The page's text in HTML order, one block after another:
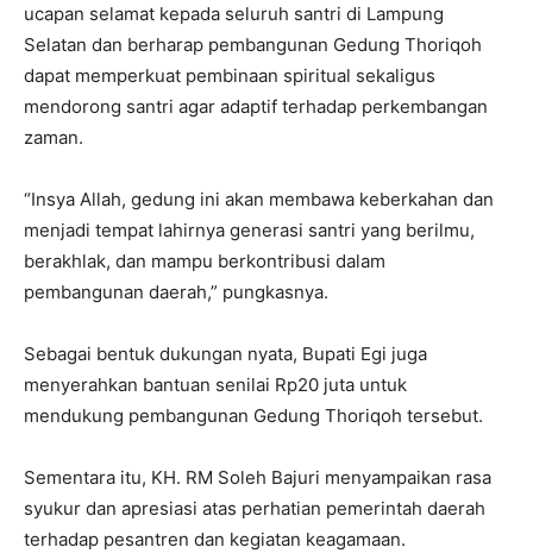
ucapan selamat kepada seluruh santri di Lampung
Selatan dan berharap pembangunan Gedung Thoriqoh
dapat memperkuat pembinaan spiritual sekaligus
mendorong santri agar adaptif terhadap perkembangan
zaman.
“Insya Allah, gedung ini akan membawa keberkahan dan
menjadi tempat lahirnya generasi santri yang berilmu,
berakhlak, dan mampu berkontribusi dalam
pembangunan daerah,” pungkasnya.
Sebagai bentuk dukungan nyata, Bupati Egi juga
menyerahkan bantuan senilai Rp20 juta untuk
mendukung pembangunan Gedung Thoriqoh tersebut.
Sementara itu, KH. RM Soleh Bajuri menyampaikan rasa
syukur dan apresiasi atas perhatian pemerintah daerah
terhadap pesantren dan kegiatan keagamaan.